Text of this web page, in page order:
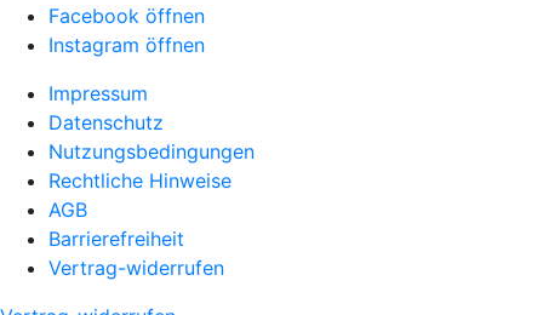
Facebook öffnen
Instagram öffnen
Impressum
Datenschutz
Nutzungsbedingungen
Rechtliche Hinweise
AGB
Barrierefreiheit
Vertrag-widerrufen